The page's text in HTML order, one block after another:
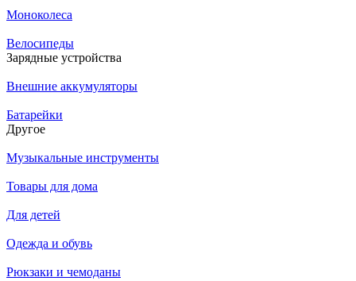
Моноколеса
Велосипеды
Зарядные устройства
Внешние аккумуляторы
Батарейки
Другое
Музыкальные инструменты
Товары для дома
Для детей
Одежда и обувь
Рюкзаки и чемоданы